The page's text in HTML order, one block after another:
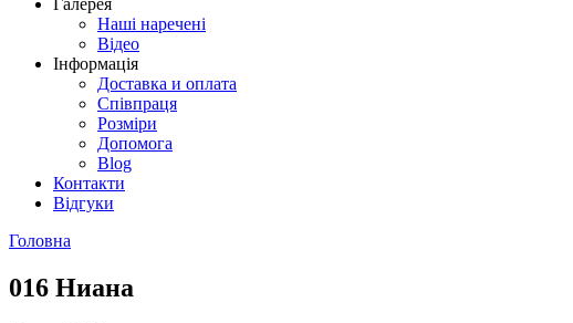
Галерея
Наші наречені
Відео
Інформація
Доставка и оплата
Співпраця
Розміри
Допомога
Blog
Контакти
Відгуки
Головна
016 Ниана